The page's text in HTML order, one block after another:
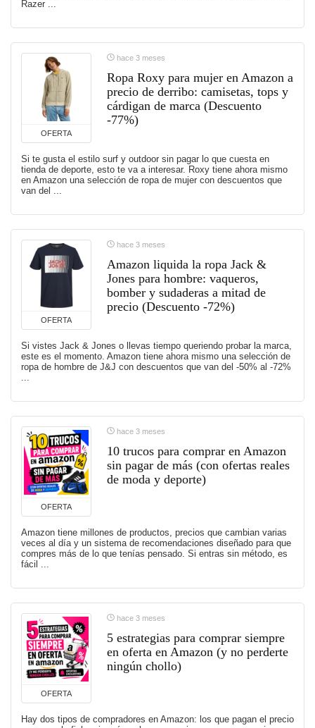
Razer ...
OFERTA
hace 3 meses
Ropa Roxy para mujer en Amazon a
precio de derribo: camisetas, tops y
cárdigan de marca (Descuento
-77%)
Si te gusta el estilo surf y outdoor sin pagar lo que cuesta en
tienda de deporte, esto te va a interesar. Roxy tiene ahora mismo
en Amazon una selección de ropa de mujer con descuentos que
van del ...
OFERTA
hace 3 meses
Amazon liquida la ropa Jack &
Jones para hombre: vaqueros,
bomber y sudaderas a mitad de
precio (Descuento -72%)
Si vistes Jack & Jones o llevas tiempo queriendo probar la marca,
este es el momento. Amazon tiene ahora mismo una selección de
ropa de hombre de J&J con descuentos que van del -50% al -72%
...
OFERTA
hace 3 meses
10 trucos para comprar en Amazon
sin pagar de más (con ofertas reales
de moda y deporte)
Amazon tiene millones de productos, precios que cambian varias
veces al día y un sistema de recomendaciones diseñado para que
compres más de lo que tenías pensado. Si entras sin método, es
fácil ...
OFERTA
hace 3 meses
5 estrategias para comprar siempre
en oferta en Amazon (y no perderte
ningún chollo)
Hay dos tipos de compradores en Amazon: los que pagan el precio